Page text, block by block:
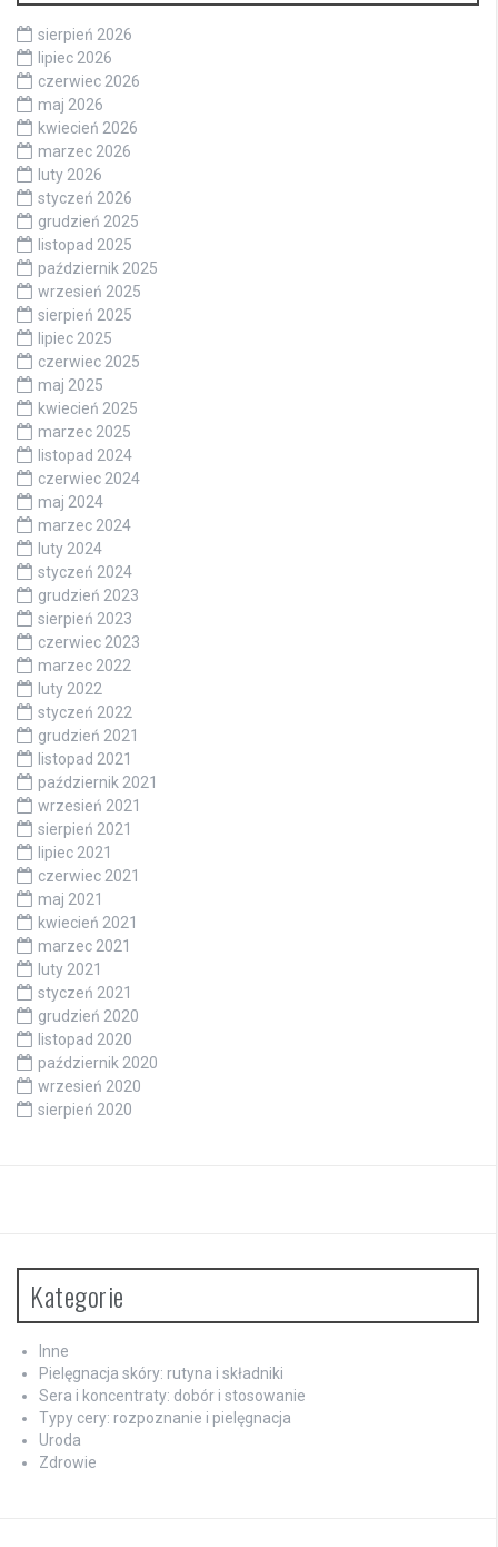
sierpień 2026
lipiec 2026
czerwiec 2026
maj 2026
kwiecień 2026
marzec 2026
luty 2026
styczeń 2026
grudzień 2025
listopad 2025
październik 2025
wrzesień 2025
sierpień 2025
lipiec 2025
czerwiec 2025
maj 2025
kwiecień 2025
marzec 2025
listopad 2024
czerwiec 2024
maj 2024
marzec 2024
luty 2024
styczeń 2024
grudzień 2023
sierpień 2023
czerwiec 2023
marzec 2022
luty 2022
styczeń 2022
grudzień 2021
listopad 2021
październik 2021
wrzesień 2021
sierpień 2021
lipiec 2021
czerwiec 2021
maj 2021
kwiecień 2021
marzec 2021
luty 2021
styczeń 2021
grudzień 2020
listopad 2020
październik 2020
wrzesień 2020
sierpień 2020
Kategorie
Inne
Pielęgnacja skóry: rutyna i składniki
Sera i koncentraty: dobór i stosowanie
Typy cery: rozpoznanie i pielęgnacja
Uroda
Zdrowie